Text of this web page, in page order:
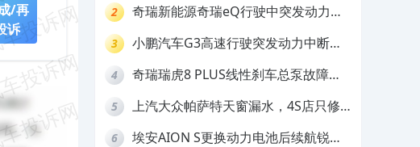
/再
诉
2
奇瑞新能源奇瑞eQ行驶中突发动力受
拒绝三电质保
3
小鹏汽车G3高速行驶突发动力中断，
4
奇瑞瑞虎8 PLUS线性刹车总泵故障，
5
上汽大众帕萨特天窗漏水，4S店只修
6
埃安AION S更换动力电池后续航锐